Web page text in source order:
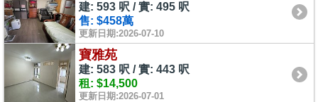
建: 593 呎 / 實: 495 呎
售: $458萬
更新日期:2026-07-10
寶雅苑
建: 583 呎 / 實: 443 呎
租: $14,500
更新日期:2026-07-01